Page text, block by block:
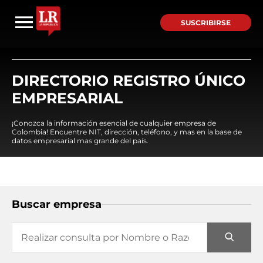
SUSCRIBIRSE
DIRECTORIO REGISTRO ÚNICO
EMPRESARIAL
¡Conozca la información esencial de cualquier empresa de
Colombia! Encuentre NIT, dirección, teléfono, y mas en la base de
datos empresarial mas grande del país.
Buscar empresa